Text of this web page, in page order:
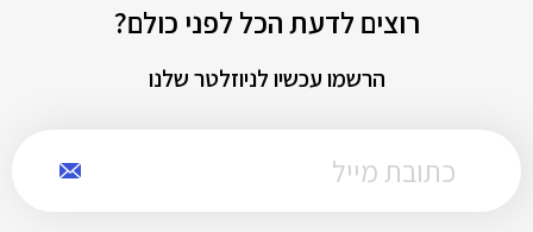
רוצים לדעת הכל לפני כולם?
הרשמו עכשיו לניוזלטר שלנו